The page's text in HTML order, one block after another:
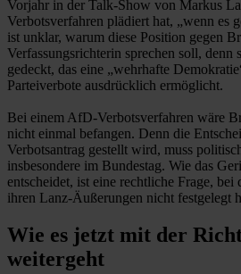
Vorjahr in der Talk-Show von Markus
Verbotsverfahren plädiert hat, „wenn es
ist unklar, warum diese Position gegen
Verfassungsrichterin sprechen soll, denn
gedeckt, das eine „wehrhafte
Parteiverbote ausdrücklich ermöglicht.
Bei einem AfD-Verbotsverfahren wäre
nicht einmal befangen. Denn die
Verbotsantrag gestellt wird, muss
insbesondere im Bundestag. Wie das
entscheidet, ist eine rechtliche Frage,
ihren Lanz-Äußerungen nicht festgelegt
Wie es jetzt mit der
weitergeht